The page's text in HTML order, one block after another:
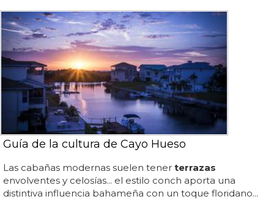
Guía de la cultura de Cayo Hueso
Las cabañas modernas suelen tener terrazas
envolventes y celosías... el estilo conch aporta una
distintiva influencia bahameña con un toque floridano...